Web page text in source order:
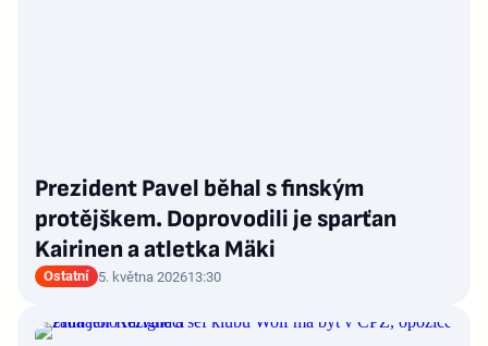
Prezident Pavel běhal s finským
protějškem. Doprovodili je sparťan
Kairinen a atletka Mäki
Ostatní 5. května 202613:30